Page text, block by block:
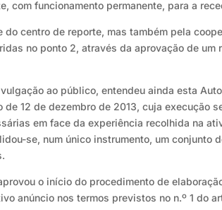
com funcionamento permanente, para a
centro de reporte, mas também pela
no ponto 2, através da aprovação de um
ao público, entendeu ainda esta
12 de dezembro de 2013, cuja execução
em face da experiência recolhida na
se, num único instrumento, um conjunto
o início do procedimento de
anúncio nos termos previstos no n.º 1 do